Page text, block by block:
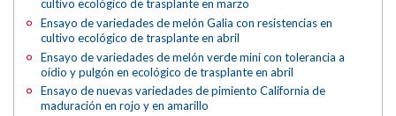
cultivo ecológico de trasplante en marzo
Ensayo de variedades de melón Galia con resistencias en
cultivo ecológico de trasplante en abril
Ensayo de variedades de melón verde mini con tolerancia a
oídio y pulgón en ecológico de trasplante en abril
Ensayo de nuevas variedades de pimiento California de
maduración en rojo y en amarillo